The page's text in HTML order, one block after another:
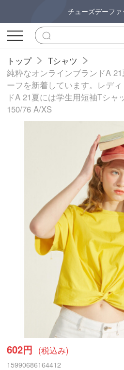
チューズデーファ
トップ
Tシャツ
純粋なオンラインブランドA
ーフを新着しています。レデ
ドA 21夏には学生用短袖Tシャ
150/76 A/XS
602円 (税込み)
15990686164412